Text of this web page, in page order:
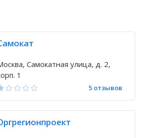
Самокатная улица, д. 2,
1
5 отзывов